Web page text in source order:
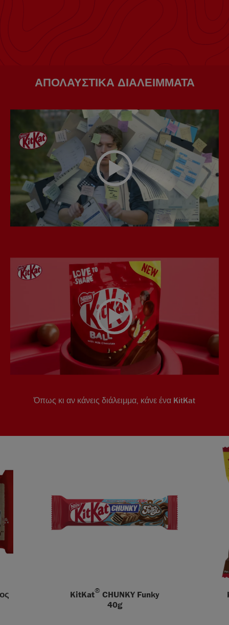
ΑΠΟΛΑΥΣΤΙΚΑ ΔΙΑΛΕΙΜΜΑΤΑ
Όπως κι αν κάνεις διάλειμμα, κάνε ένα KitKat
KitKat® CHUNKY Funky
40g